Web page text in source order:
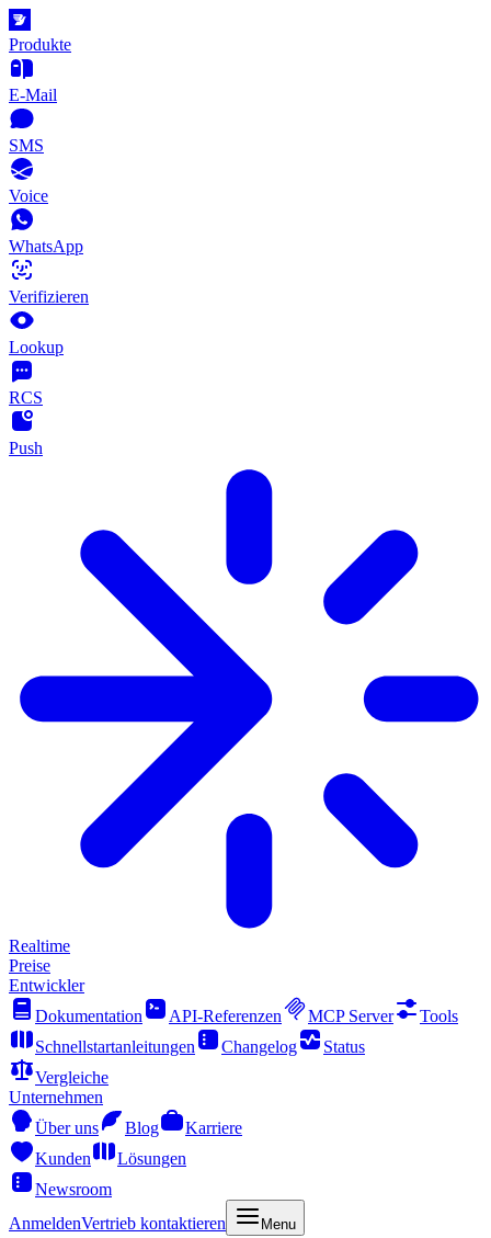
Produkte
E-Mail
SMS
Voice
WhatsApp
Verifizieren
Lookup
RCS
Push
Realtime
Preise
Entwickler
Dokumentation
API-Referenzen MCP Server
Tools
Schnellstartanleitungen
Changelog
Status
Vergleiche
Unternehmen
Über uns
Blog
Karriere
Kunden
Lösungen
Newsroom
AnmeldenVertrieb kontaktieren Menu